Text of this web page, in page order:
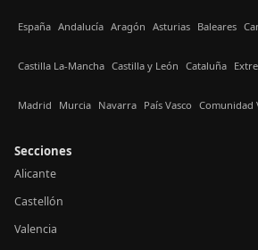
España Andalucía Aragón Asturias Baleares
Castilla La-Mancha Castilla y León Cataluña
Madrid Murcia Navarra País Vasco Comunidad
Secciones
Alicante
Castellón
Valencia